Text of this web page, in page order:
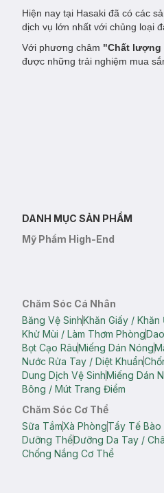
Hiện nay tại Hasaki đã có các
dịch vụ lớn nhất với chủng loại
Với phương châm "Chất lượng
được những trải nghiệm mua
DANH MỤC SẢN PHẨM
Mỹ Phẩm High-End
Chăm Sóc Cá Nhân
Băng Vệ SinhKhăn Giấy / Khăn
Khử Mùi / Làm Thơm Phòng
Bọt Cạo RâuMiếng Dán Nóng
Nước Rửa Tay / Diệt Khuẩn
Dung Dịch Vệ SinhMiếng Dán
Bông / Mút Trang Điểm
Chăm Sóc Cơ Thể
Sữa TắmXà PhòngTẩy Tế Bào
Dưỡng ThểDưỡng Da Tay /
Chống Nắng Cơ Thể